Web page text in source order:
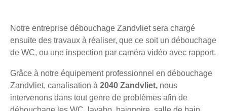
Notre entreprise débouchage Zandvliet sera chargé
ensuite des travaux à réaliser, que ce soit un débouchage
de WC, ou une inspection par caméra vidéo avec rapport.
Grâce à notre équipement professionnel en débouchage
Zandvliet, canalisation à 2040 Zandvliet, nous
intervenons dans tout genre de problèmes afin de